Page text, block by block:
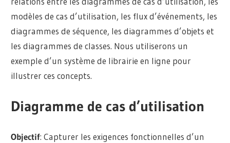
modèles de cas d’utilisation, les flux d’événements, les
diagrammes de séquence, les diagrammes d’objets et
les diagrammes de classes. Nous utiliserons un
exemple d’un système de librairie en ligne pour
illustrer ces concepts.
Diagramme de cas d’utilisation
Objectif: Capturer les exigences fonctionnelles d’un